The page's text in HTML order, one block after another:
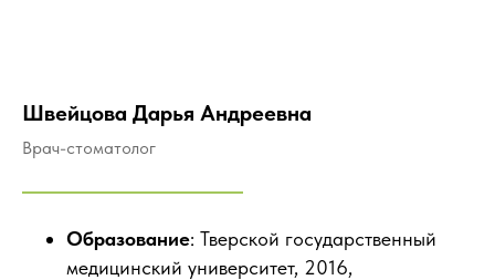
Швейцова Дарья Андреевна
Врач-стоматолог
Образование: Тверской государственный
медицинский университет, 2016,